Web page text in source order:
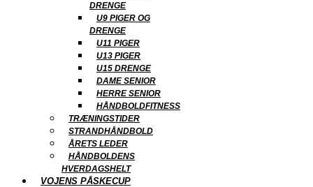
DRENGE
U9 PIGER OG
DRENGE
U11 PIGER
U13 PIGER
U15 DRENGE
DAME SENIOR
HERRE SENIOR
HÅNDBOLDFITNESS
TRÆNINGSTIDER
STRANDHÅNDBOLD
ÅRETS LEDER
HÅNDBOLDENS
HVERDAGSHELT
VOJENS PÅSKECUP